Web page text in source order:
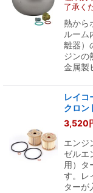
了承く
熱から
ルーム
離器）
ジンの
金属製
レイ
クロン
3,520
エンジ
ゼルエ
用）タ
す。レ
ターが